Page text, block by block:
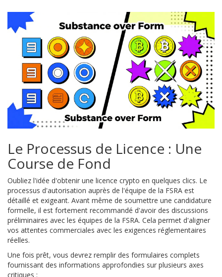
Le Processus de Licence : Une
Course de Fond
Oubliez l'idée d'obtenir une licence crypto en quelques clics. Le
processus d'autorisation auprès de l'équipe de la FSRA est
détaillé et exigeant. Avant même de soumettre une candidature
formelle, il est fortement recommandé d'avoir des discussions
préliminaires avec les équipes de la FSRA. Cela permet d'aligner
vos attentes commerciales avec les exigences réglementaires
réelles.
Une fois prêt, vous devrez remplir des formulaires complets
fournissant des informations approfondies sur plusieurs axes
critiques :